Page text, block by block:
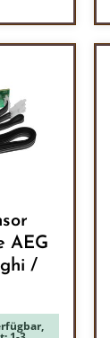
AEG
/